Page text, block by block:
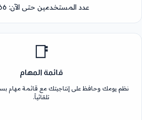
عدد المستخدمين حتى الآن: 466
📑
قائمة المهام
نظم يومك وحافظ على إنتاجيتك مع قائمة مهام
تلقائياً.